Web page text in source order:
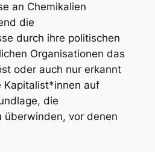
an Chemikalien
die
durch ihre politischen
Organisationen das
oder auch nur erkannt
Kapitalist*innen auf
die
überwinden, vor denen